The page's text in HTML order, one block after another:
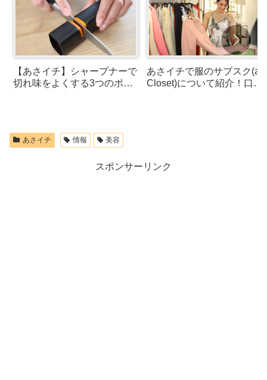
【あさイチ】シャープナーで
切れ味をよくする3つのポイ
あさイチで服のサブスク(air
Closet)について紹介！口コ
あさイチ 情報 美容
スポンサーリンク